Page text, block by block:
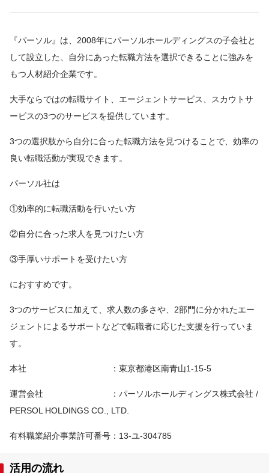
『パーソル』は、2008年にパーソルホールディングスの子会社と
して設立した、自分にあった転職方法を選択できることに強みを
もつ人材紹介企業です。
大手ならではの転職サイト、エージェントサービス、スカウトサ
ービスの3つのサービスを提供しています。
3つの選択肢から自分に合った転職方法を見つけることで、効率の
良い転職活動が実現できます。
パーソル社は
①効率的に転職活動を行いたい方
②自分に合った求人を見つけたい方
③手厚いサポートを受けたい方
におすすめです。
3つのサービスに加えて、求人数の多さや、2部門に分かれたエー
ジェントによるサポートなどで転職者に応じた支援を行っていま
す。
本社 ：東京都港区南青山1-15-5
運営会社 ：パーソルホールディングス株式会社 /
PERSOL HOLDINGS CO., LTD.
有料職業紹介事業許可番号：13-ユ-304785
活用の流れ